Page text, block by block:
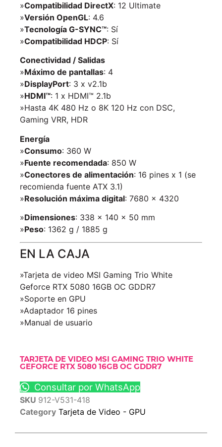
»Compatibilidad DirectX: 12 Ultimate
»Versión OpenGL: 4.6
»Tecnología G-SYNC™: Sí
»Compatibilidad HDCP: Sí
Conectividad / Salidas
»Máximo de pantallas: 4
»DisplayPort: 3 x v2.1b
»HDMI™: 1 x HDMI™ 2.1b
»Hasta 4K 480 Hz o 8K 120 Hz con DSC,
Gaming VRR, HDR
Energía
»Consumo: 360 W
»Fuente recomendada: 850 W
»Conectores de alimentación: 16 pines x 1 (se
recomienda fuente ATX 3.1)
»Resolución máxima digital: 7680 x 4320
»Dimensiones: 338 x 140 x 50 mm
»Peso: 1362 g / 1885 g
EN LA CAJA
»Tarjeta de video MSI Gaming Trio White
Geforce RTX 5080 16GB OC GDDR7
»Soporte en GPU
»Adaptador 16 pines
»Manual de usuario
TARJETA DE VIDEO MSI GAMING TRIO WHITE
GEFORCE RTX 5080 16GB OC GDDR7
Consultar por WhatsApp
SKU 912-V531-418
Category Tarjeta de Video - GPU